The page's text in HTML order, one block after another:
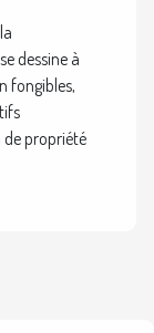
dessine à
fongibles,
propriété